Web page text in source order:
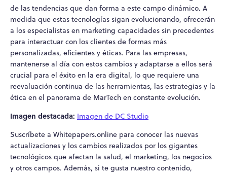
de las tendencias que dan forma a este campo dinámico. A
medida que estas tecnologías sigan evolucionando, ofrecerán
a los especialistas en marketing capacidades sin precedentes
para interactuar con los clientes de formas más
personalizadas, eficientes y éticas. Para las empresas,
mantenerse al día con estos cambios y adaptarse a ellos será
crucial para el éxito en la era digital, lo que requiere una
reevaluación continua de las herramientas, las estrategias y la
ética en el panorama de MarTech en constante evolución.
Imagen destacada: Imagen de DC Studio
Suscríbete a Whitepapers.online para conocer las nuevas
actualizaciones y los cambios realizados por los gigantes
tecnológicos que afectan la salud, el marketing, los negocios
y otros campos. Además, si te gusta nuestro contenido,